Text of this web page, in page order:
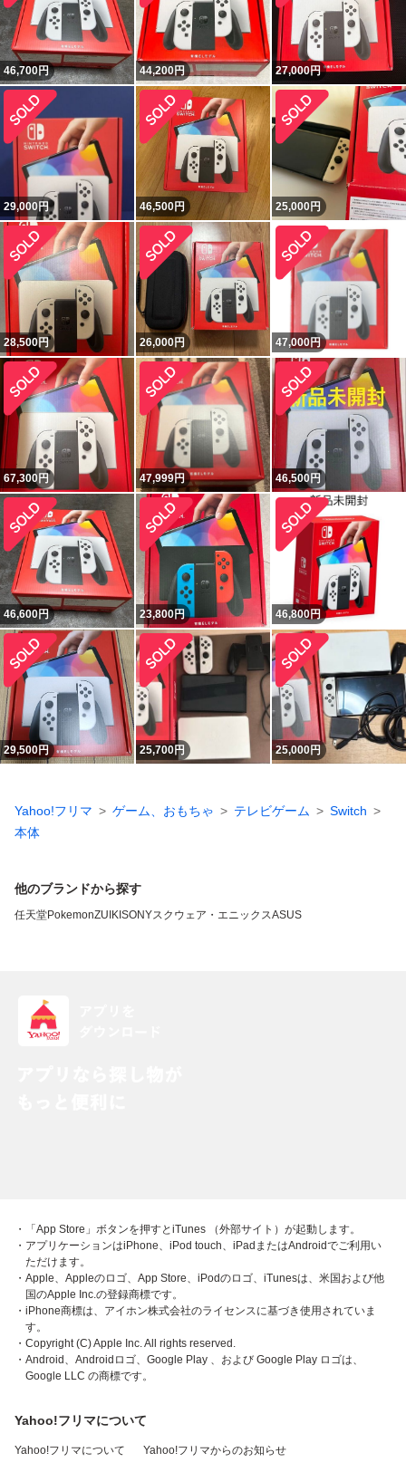
46,700円 44,200円 27,000円
29,000円 46,500円 25,000円
28,500円 26,000円 47,000円
67,300円 47,999円 46,500円
46,600円 23,800円 46,800円
29,500円 25,700円 25,000円
Yahoo!フリマ ゲーム、おもちゃ テレビゲーム
Switch
本体
他のブランドから探す
任天堂PokemonZUIKI SONYスクウェア・エニックスASUS
・「App Store」ボタンを押すとiTunes （外部サイト）が起動します。
・アプリケーションはiPhone、iPod touch、iPadまたはAndroidでご利用い
ただけます。
・Apple、Appleのロゴ、App Store、iPodのロゴ、iTunesは、米国および他
国のApple Inc.の登録商標です。
・iPhone商標は、アイホン株式会社のライセンスに基づき使用されていま
す。
・Copyright (C) Apple Inc. All rights reserved.
・Android、Androidロゴ、Google Play 、および Google Play ロゴは、
Google LLC の商標です。
Yahoo!フリマについて
Yahoo!フリマについて Yahoo!フリマからのお知らせ